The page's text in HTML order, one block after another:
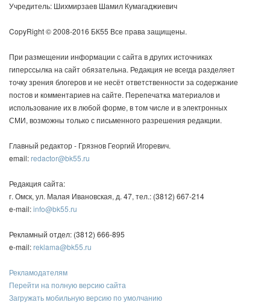
Учредитель: Шихмирзаев Шамил Кумагаджиевич
CopyRight © 2008-2016 БК55 Все права защищены.
При размещении информации с сайта в других источниках
гиперссылка на сайт обязательна. Редакция не всегда разделяет
точку зрения блогеров и не несёт ответственности за содержание
постов и комментариев на сайте. Перепечатка материалов и
использование их в любой форме, в том числе и в электронных
СМИ, возможны только с письменного разрешения редакции.
Главный редактор - Грязнов Георгий Игоревич.
email:redactor@bk55.ru
Редакция сайта:
г. Омск, ул. Малая Ивановская, д. 47, тел.: (3812) 667-214
e-mail:info@bk55.ru
Рекламный отдел: (3812) 666-895
e-mail:reklama@bk55.ru
Рекламодателям
Перейти на полную версию сайта
Загружать мобильную версию по умолчанию